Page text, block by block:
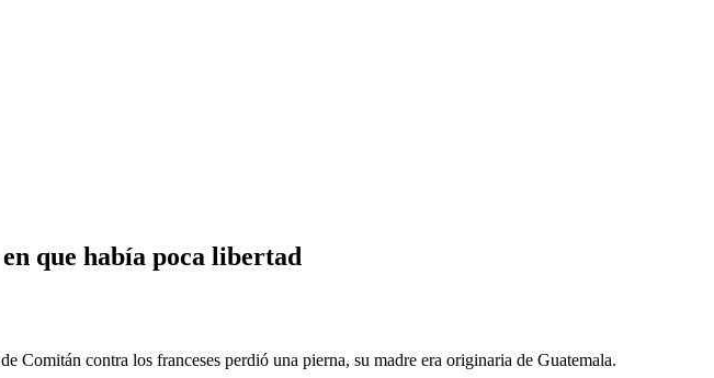
que había poca libertad
contra los franceses perdió una pierna, su madre era originaria de Guatemala.